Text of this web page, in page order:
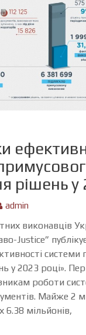
рішень у
admin
виконавців
Justice”
системи
у 2023 році».
роботи
Майже 2
6.38 мільйонів,